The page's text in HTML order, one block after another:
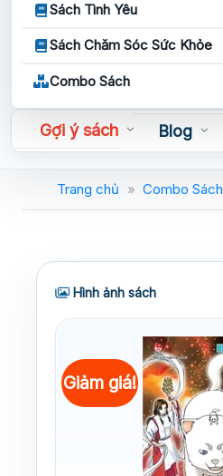
Sách Tình Yêu
Sách Chăm Sóc Sức Khỏe
Combo Sách
Gợi ý sách Blog
Sách nói
Trang chủ » Combo Sách
Hình ảnh sách
Giảm giá!